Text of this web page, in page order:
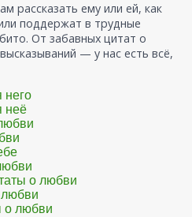
рассказать ему или ей, как
поддержат в трудные
От забавных цитат о
— у нас есть всё,
него
неё
о любви
о любви